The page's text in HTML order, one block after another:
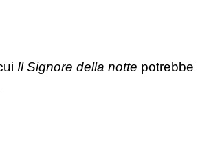
Il Signore della notte potrebbe